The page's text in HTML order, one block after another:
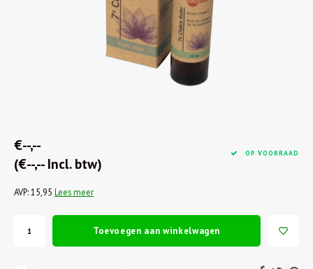
€--,--
(€--,-- Incl. btw)
OP VOORRAAD
AVP: 15,95 Lees meer
Toevoegen aan winkelwagen